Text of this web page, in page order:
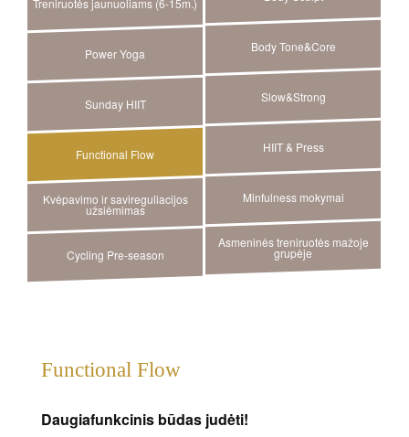
Treniruotės jaunuoliams (6-15m.)
Power Yoga Body Tone&Core
Sunday HIIT Slow&Strong
Functional Flow HIIT & Press
Kvėpavimo ir savireguliacijos
užsiėmimas
Minfulness mokymai
Cycling Pre-season
Asmeninės treniruotės mažoje
grupėje
Functional Flow
Daugiafunkcinis būdas judėti!